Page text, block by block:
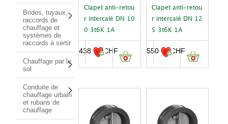
Brides, tuyaux,
raccords de
chauffage et
systèmes de
raccords à sertir
Chauffage par le
sol
Conduite de
chauffage urbain
et rubans de
chauffage
Clapet anti-retou
r intercalé DN 10
0 3t6K 1A
438.73CHF
Clapet anti-retou
r intercalé DN 12
5 3t6K 1A
550.11CHF